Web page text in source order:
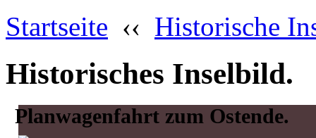
Startseite ‹‹ Historische
Historisches Inselbild.
Planwagenfahrt zum Ostende.